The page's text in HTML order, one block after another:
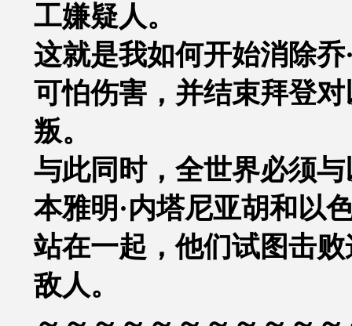
工嫌疑人。
这就是我如何开始消除乔
可怕伤害，并结束拜登
叛。
与此同时，全世界必须
本雅明 ·内塔尼亚胡和以
站在一起，他们试图击
敌人。